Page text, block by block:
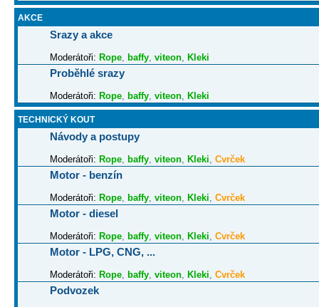
AKCE
Srazy a akce
Moderátoři: Rope, baffy, viteon, Kleki
Proběhlé srazy
Moderátoři: Rope, baffy, viteon, Kleki
TECHNICKÝ KOUT
Návody a postupy
Moderátoři: Rope, baffy, viteon, Kleki, Cvrček
Motor - benzín
Moderátoři: Rope, baffy, viteon, Kleki, Cvrček
Motor - diesel
Moderátoři: Rope, baffy, viteon, Kleki, Cvrček
Motor - LPG, CNG, ...
Moderátoři: Rope, baffy, viteon, Kleki, Cvrček
Podvozek